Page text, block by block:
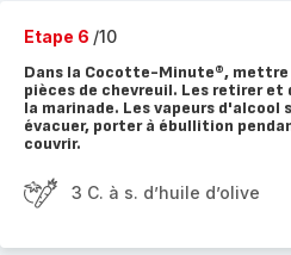
Etape 6 /10
Dans la Cocotte-Minute®, mettre
pièces de chevreuil. Les retirer et
la marinade. Les vapeurs d'alcool
évacuer, porter à ébullition
couvrir.
3 C. à s. d’huile d’olive